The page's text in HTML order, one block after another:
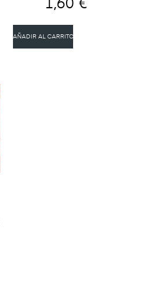
1,60 €
AÑADIR AL CARRITO